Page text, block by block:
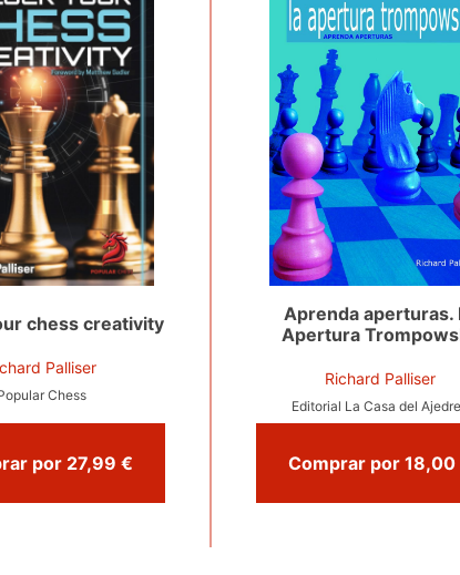
chess creativity
Palliser
Chess
Comprar por 27,99 €
Aprenda aperturas.
Apertura
Richard Palliser
Editorial La Casa del